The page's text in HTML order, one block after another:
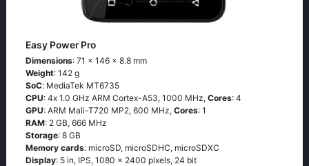
Easy Power Pro
Dimensions: 71 x 146 x 8.8 mm
Weight: 142 g
SoC: МеdiаТеk МТ6735
CPU: 4х 1.0 GНz АRМ Соrtех-А53, 1000 MHz, Cores: 4
GPU: ARM Mali-T720 MP2, 600 MHz, Cores: 1
RAM: 2 GB, 666 MHz
Storage: 8 GB
Memory cards: microSD, microSDHC, microSDXC
Display: 5 in, IPS, 1080 x 2400 pixels, 24 bit